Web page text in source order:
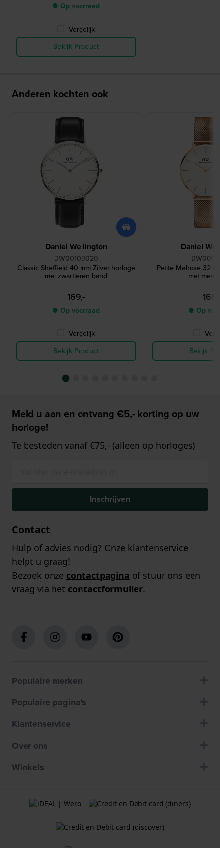
● Op voorraad
Vergelijk
Bekijk Product
Anderen kochten ook
Daniel Wellington
DW00100020
Classic Sheffield 40 mm Zilver horloge
met zwartleren band
169,-
● Op voorraad
Vergelijk
Bekijk Product
Daniel
Petite Melrose 32
met
● Op
Bekijk
Meld u aan en ontvang €5,- korting op uw
horloge!
Te besteden vanaf €75,- (alleen op horloges)
Inschrijven
Contact
Hulp of advies nodig? Onze klantenservice
helpt u graag!
Bezoek onze contactpagina of stuur ons een
vraag via het contactformulier.
Populaire merken
Populaire pagina's
Klantenservice
Over ons
Winkels